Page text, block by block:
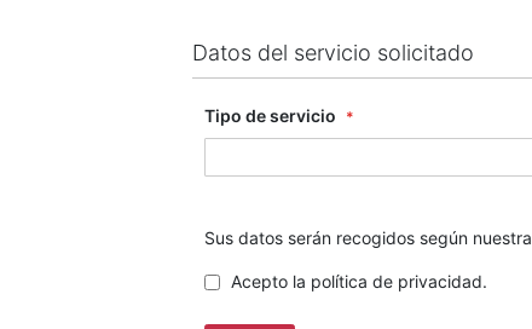
Datos del servicio solicitado
Tipo de servicio
Sus datos serán recogidos según nuestra
Acepto la política de privacidad.